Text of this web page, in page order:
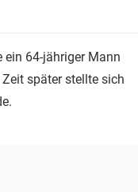
ein 64-jähriger Mann
später stellte sich